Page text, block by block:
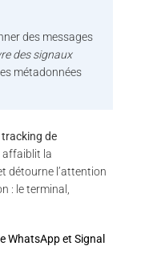
des messages
des signaux
métadonnées
tracking de
affaiblit la
détourne l’attention
: le terminal,
WhatsApp et Signal